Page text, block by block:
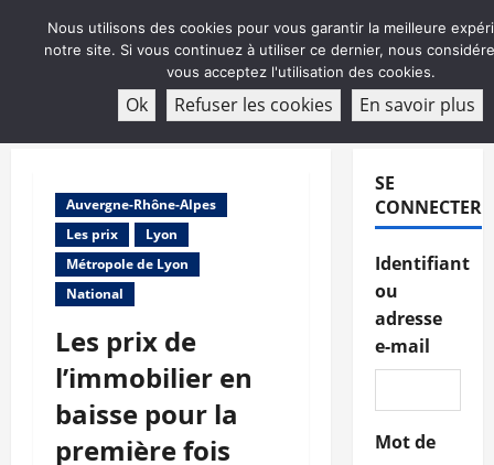
ABONNEMENT
Auvergne-Rhône-Alpes
Les prix
Lyon
Métropole de Lyon
National
Les prix de
l’immobilier en
baisse pour la
première fois
SE
CONNECTER
Identifiant
ou
adresse
e-mail
Mot de
Nous utilisons des cookies pour vous garantir la meilleure
notre site. Si vous continuez à utiliser ce dernier, nous
vous acceptez l'utilisation des cookies.
Ok Refuser les cookies En savoir plus